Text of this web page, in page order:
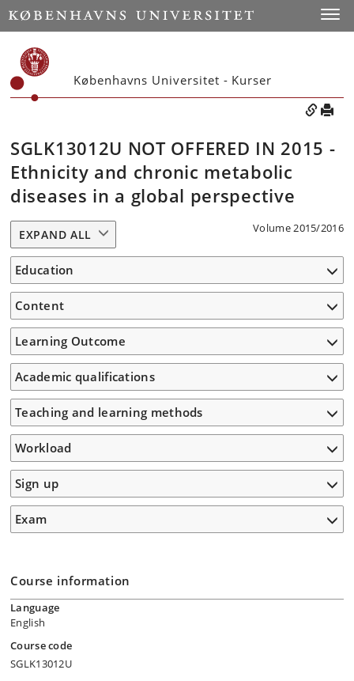
Københavns Universitet - Kurser
SGLK13012U NOT OFFERED IN 2015 -
Ethnicity and chronic metabolic
diseases in a global perspective
Volume 2015/2016
EXPAND ALL
Education
Content
Learning Outcome
Academic qualifications
Teaching and learning methods
Workload
Sign up
Exam
Course information
Language
English
Course code
SGLK13012U